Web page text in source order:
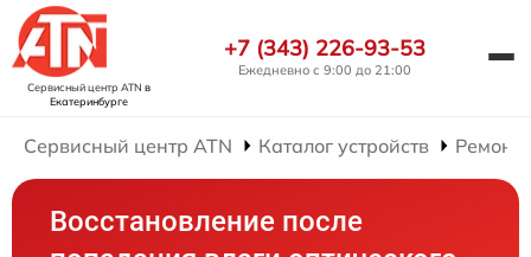
Сервисный центр ATN в
Екатеринбурге
+7 (343) 226-93-53
Ежедневно с 9:00 до 21:00
Сервисный центр ATN Каталог устройств Ремонт
Восстановление после